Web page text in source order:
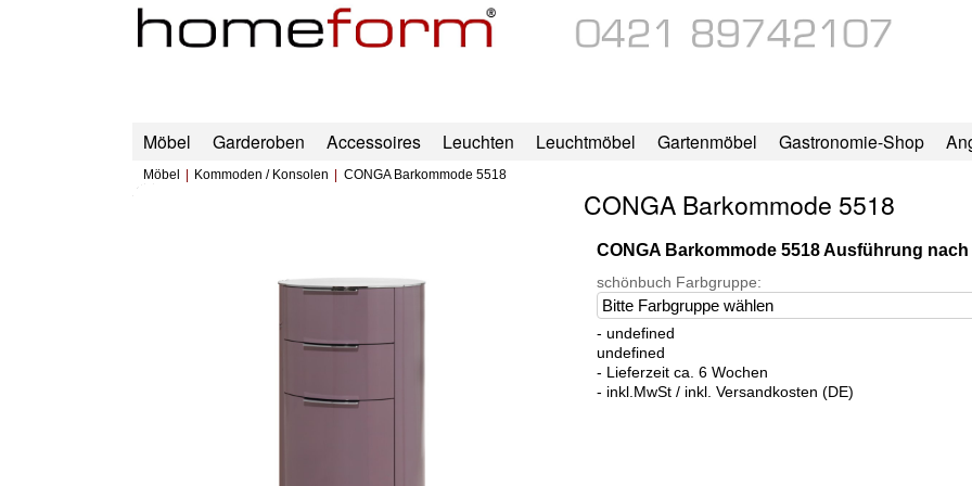
Möbel Garderoben Accessoires Leuchten Leuchtmöbel Gartenmöbel Gastronomie-Shop
Möbel Kommoden / Konsolen CONGA Barkommode 5518
CONGA Barkommode 5518
CONGA Barkommode 5518 Ausführung
schönbuch Farbgruppe:
- undefined
undefined
- Lieferzeit ca. 6 Wochen
- inkl.MwSt / inkl. Versandkosten (DE)